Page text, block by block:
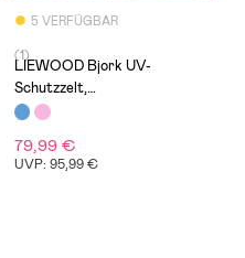
5 VERFÜGBAR
(1)
LIEWOOD Bjork UV-
Schutzzelt,
Peppermint/Creme de la
79,99 €
UVP: 95,99 €